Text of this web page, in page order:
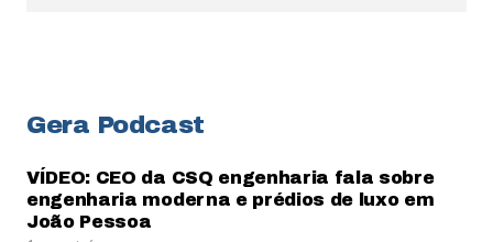
Gera Podcast
VÍDEO: CEO da CSQ engenharia fala sobre
engenharia moderna e prédios de luxo em
João Pessoa